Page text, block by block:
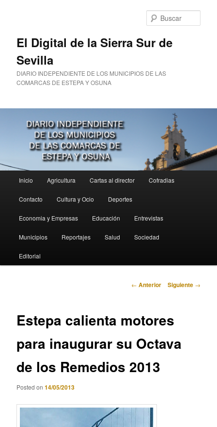
El Digital de la Sierra Sur de
Sevilla
DIARIO INDEPENDIENTE DE LOS MUNICIPIOS DE LAS
COMARCAS DE ESTEPA Y OSUNA
principal
Inicio Agricultura Cartas al director Cofradias
Contacto Cultura y Ocio Deportes
Economia y Empresas Educación Entrevistas
Municipios Reportajes Salud Sociedad
Editorial
Navegación
← Anterior Siguiente →
Estepa calienta motores
para inaugurar su Octava
de los Remedios 2013
Posted on14/05/2013